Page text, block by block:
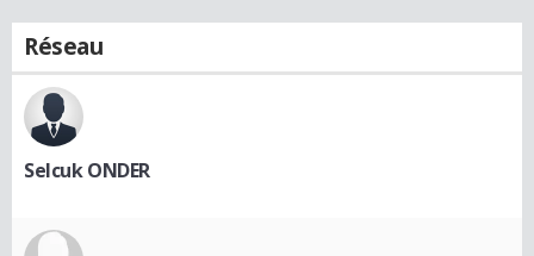
Réseau
Selcuk ONDER